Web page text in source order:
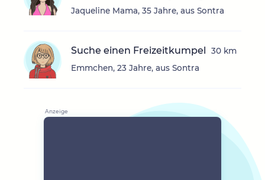
Jaqueline Mama, 35 Jahre, aus Sontra
Suche einen Freizeitkumpel
Emmchen, 23 Jahre, aus Sontra
30 km